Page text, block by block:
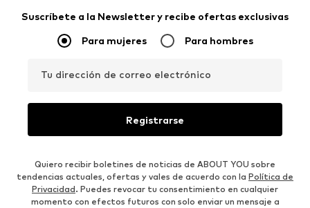
Suscríbete a la Newsletter y recibe ofertas exclusivas
Para mujeres Para hombres
Tu dirección de correo electrónico
Registrarse
Quiero recibir boletines de noticias de ABOUT YOU sobre
tendencias actuales, ofertas y vales de acuerdo con la Política de
Privacidad. Puedes revocar tu consentimiento en cualquier
momento con efectos futuros con solo enviar un mensaje a